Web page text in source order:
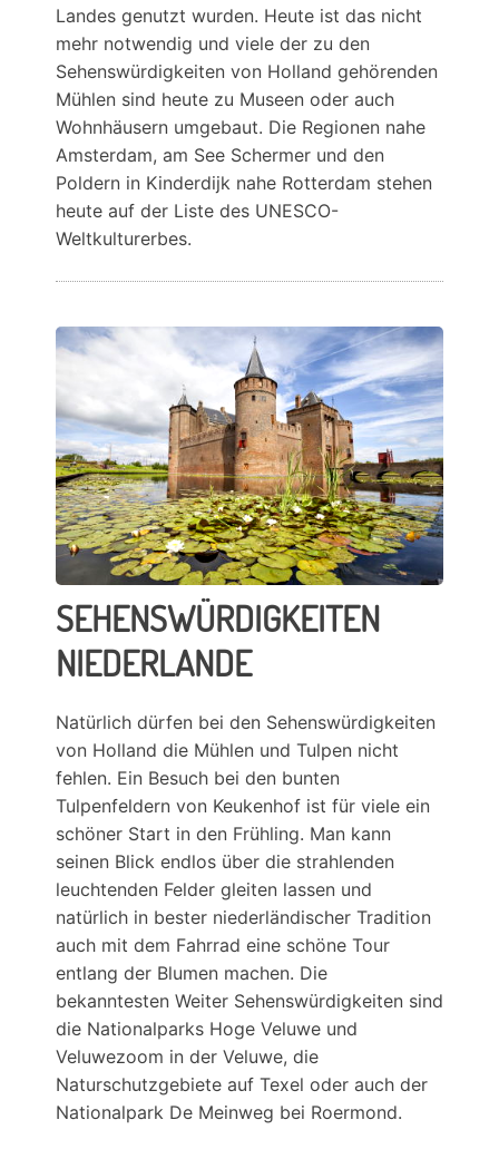
Landes genutzt wurden. Heute ist das nicht
mehr notwendig und viele der zu den
Sehenswürdigkeiten von Holland gehörenden
Mühlen sind heute zu Museen oder auch
Wohnhäusern umgebaut. Die Regionen nahe
Amsterdam, am See Schermer und den
Poldern in Kinderdijk nahe Rotterdam stehen
heute auf der Liste des UNESCO-
Weltkulturerbes.
SEHENSWÜRDIGKEITEN
NIEDERLANDE
Natürlich dürfen bei den Sehenswürdigkeiten
von Holland die Mühlen und Tulpen nicht
fehlen. Ein Besuch bei den bunten
Tulpenfeldern von Keukenhof ist für viele ein
schöner Start in den Frühling. Man kann
seinen Blick endlos über die strahlenden
leuchtenden Felder gleiten lassen und
natürlich in bester niederländischer Tradition
auch mit dem Fahrrad eine schöne Tour
entlang der Blumen machen. Die
bekanntesten Weiter Sehenswürdigkeiten sind
die Nationalparks Hoge Veluwe und
Veluwezoom in der Veluwe, die
Naturschutzgebiete auf Texel oder auch der
Nationalpark De Meinweg bei Roermond.